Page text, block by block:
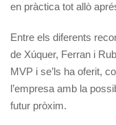
en pràctica tot allò
Entre els diferents
de Xúquer, Ferran i
MVP i se’ls ha oferit,
l’empresa amb la
futur pròxim.